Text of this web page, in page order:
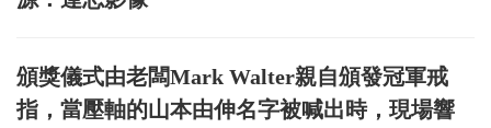
頒獎儀式由老闆Mark Walter親自頒發冠軍戒
指，當壓軸的山本由伸名字被喊出時，現場響